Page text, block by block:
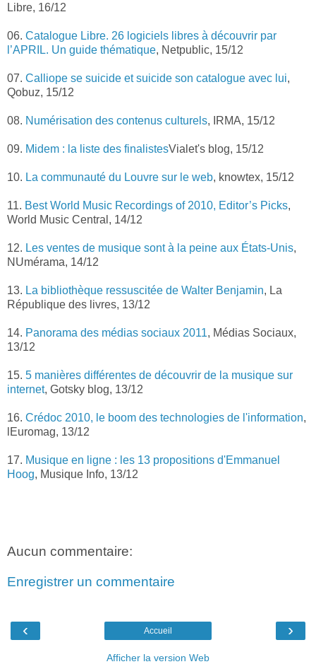
Libre, 16/12
06. Catalogue Libre. 26 logiciels libres à découvrir par
l’APRIL. Un guide thématique, Netpublic, 15/12
07. Calliope se suicide et suicide son catalogue avec lui,
Qobuz, 15/12
08. Numérisation des contenus culturels, IRMA, 15/12
09. Midem : la liste des finalistesVialet's blog, 15/12
10. La communauté du Louvre sur le web, knowtex, 15/12
11. Best World Music Recordings of 2010, Editor’s Picks,
World Music Central, 14/12
12. Les ventes de musique sont à la peine aux États-Unis,
NUmérama, 14/12
13. La bibliothèque ressuscitée de Walter Benjamin, La
République des livres, 13/12
14. Panorama des médias sociaux 2011, Médias Sociaux,
13/12
15. 5 manières différentes de découvrir de la musique sur
internet, Gotsky blog, 13/12
16. Crédoc 2010, le boom des technologies de l'information,
lEuromag, 13/12
17. Musique en ligne : les 13 propositions d'Emmanuel
Hoog, Musique Info, 13/12
Aucun commentaire:
Enregistrer un commentaire
‹ ›
Accueil
Afficher la version Web